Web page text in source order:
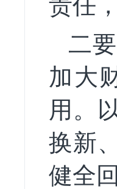
二
加大
用。
换新
健全